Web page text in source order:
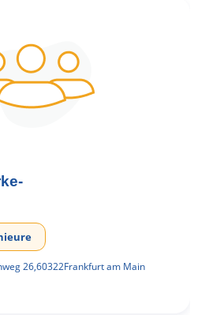
26,60322Frankfurt am Main